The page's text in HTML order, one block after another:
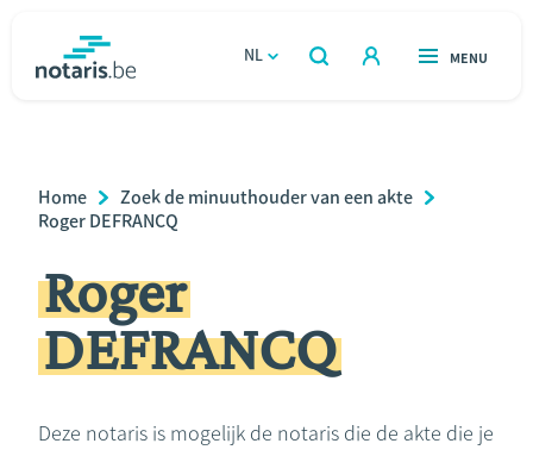
gaan
NL
OPEN
ZOEKEN
OPEN
MENU
Relatie & samenleven
Erven & schenken
Ondernemen
Breadcrumb
Home
Zoek de minuuthouder van een akte
Roger DEFRANCQ
Roger
DEFRANCQ
Deze notaris is mogelijk de notaris die de akte die je